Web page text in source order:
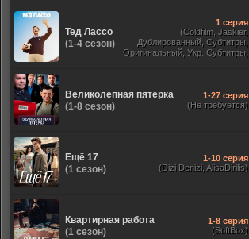
Тед Лассо
(1-4 сезон)
1 серия
(Coldfilm, Jaskier,
Дублированный, Субтитры,
Оригинальный, Укр. Субтитры,
Великолепная пятёрка
(1-8 сезон)
1-27 серия
(Не требуется)
Ещё 17
(1 сезон)
1-10 серия
(Dizi Denizi, AlisaDirilis)
Квартирная работа
(1 сезон)
1-8 серия
(SoftBox)